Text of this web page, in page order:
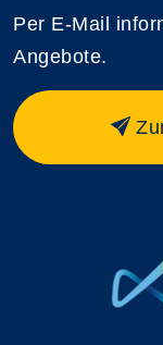
Per E-Mail
Angebote.